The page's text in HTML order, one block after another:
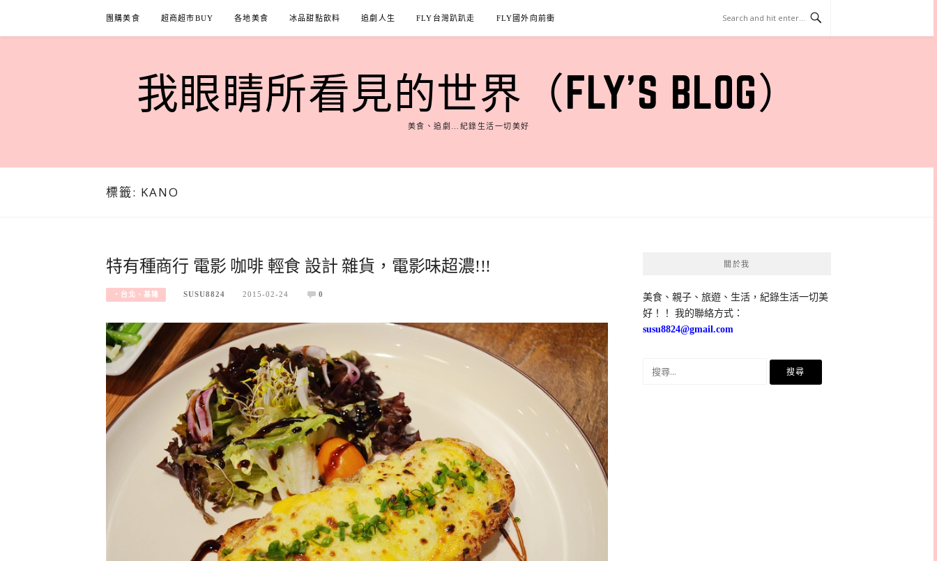
content
團購美食 超商超市BUY 各地美食 冰品甜點飲料 追劇人生 FLY台灣趴趴走 FLY國外向前衝
我眼睛所看見的世界（FLY'S BLOG）
美食、追劇…紀錄生活一切美好
標籤: KANO
特有種商行 電影 咖啡 輕食 設計 雜貨，電影味超濃!!!
‧台北、基隆 SUSU8824 2015-02-24 0
關於我
美食、親子、旅遊、生活，紀錄生活一切美
好！！ 我的聯絡方式：
susu8824@gmail.com